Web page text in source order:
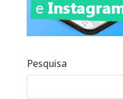
Pesquisa